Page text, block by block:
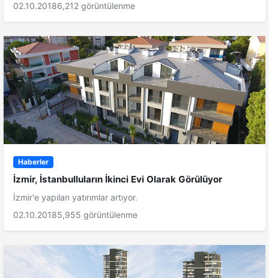
02.10.20186,212 görüntülenme
Haberler
İzmir, İstanbulluların İkinci Evi Olarak Görülüyor
İzmir'e yapılan yatırımlar artıyor.
02.10.20185,955 görüntülenme